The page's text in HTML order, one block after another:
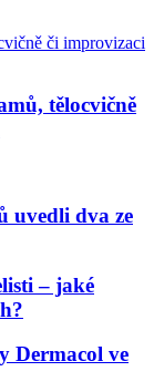
tělocvičně
uvedli dva ze
– jaké
Dermacol ve